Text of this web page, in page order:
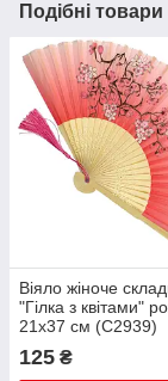
Подібні товари
Віяло жіноче
"Гілка з квітами"
21х37 см (C2939)
125 ₴